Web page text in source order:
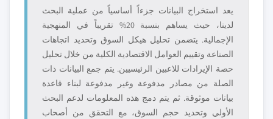
يعد استخراج البيانات جزءاً أساسياً من عملية البحث
لدينا، حيث يساهم بنسبة 20% تقريباً في المنهجية
الإجمالية. يتضمن تحليل هيكل السوق وتحديد اتجاهات
الصناعة وتقييم العوامل الاقتصادية الكلية من خلال تحليل
حصة الإيرادات للاعبين الرئيسيين. يتم جمع البيانات ذات
الصلة من مصادر مدفوعة وغير مدفوعة لبناء قاعدة
بيانات موثوقة. ثم يتم دمج هذه المعلومات لدعم البحث
الأولي وتحديد حجم السوق، مع التحقق من أصحاب